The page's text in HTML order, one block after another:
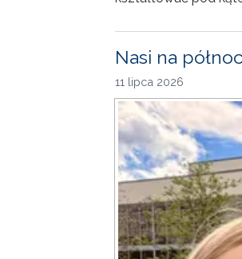
Nasi na
11 lipca 2026